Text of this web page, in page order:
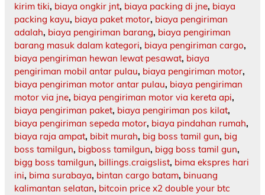
kirim tiki, biaya ongkir jnt, biaya packing di jne, biaya
packing kayu, biaya paket motor, biaya pengiriman
adalah, biaya pengiriman barang, biaya pengiriman
barang masuk dalam kategori, biaya pengiriman cargo,
biaya pengiriman hewan lewat pesawat, biaya
pengiriman mobil antar pulau, biaya pengiriman motor,
biaya pengiriman motor antar pulau, biaya pengiriman
motor via jne, biaya pengiriman motor via kereta api,
biaya pengiriman paket, biaya pengiriman pos kilat,
biaya pengiriman sepeda motor, biaya pindahan rumah,
biaya raja ampat, bibit murah, big boss tamil gun, big
boss tamilgun, bigboss tamilgun, bigg boss tamil gun,
bigg boss tamilgun, billings.craigslist, bima ekspres hari
ini, bima surabaya, bintan cargo batam, binuang
kalimantan selatan, bitcoin price x2 double your btc